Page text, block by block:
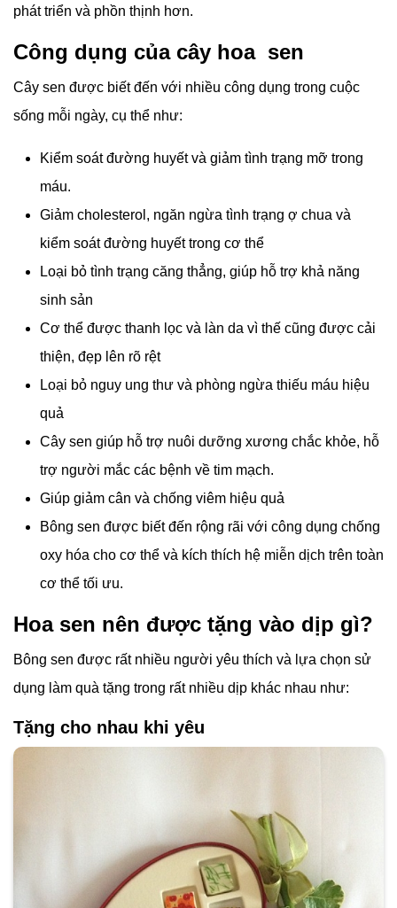
phát triển và phồn thịnh hơn.
Công dụng của cây hoa sen
Cây sen được biết đến với nhiều công dụng trong cuộc
sống mỗi ngày, cụ thể như:
Kiểm soát đường huyết và giảm tình trạng mỡ trong
máu.
Giảm cholesterol, ngăn ngừa tình trạng ợ chua và
kiểm soát đường huyết trong cơ thể
Loại bỏ tình trạng căng thẳng, giúp hỗ trợ khả năng
sinh sản
Cơ thể được thanh lọc và làn da vì thế cũng được cải
thiện, đẹp lên rõ rệt
Loại bỏ nguy ung thư và phòng ngừa thiếu máu hiệu
quả
Cây sen giúp hỗ trợ nuôi dưỡng xương chắc khỏe, hỗ
trợ người mắc các bệnh về tim mạch.
Giúp giảm cân và chống viêm hiệu quả
Bông sen được biết đến rộng rãi với công dụng chống
oxy hóa cho cơ thể và kích thích hệ miễn dịch trên toàn
cơ thể tối ưu.
Hoa sen nên được tặng vào dịp gì?
Bông sen được rất nhiều người yêu thích và lựa chọn sử
dụng làm quà tặng trong rất nhiều dịp khác nhau như:
Tặng cho nhau khi yêu